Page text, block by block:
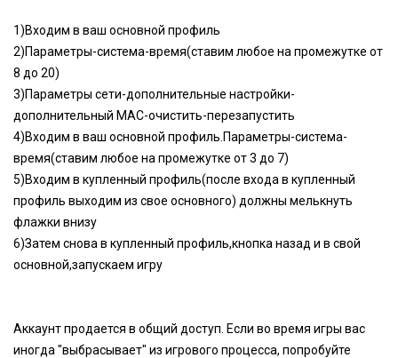
1)Входим в ваш основной профиль
2)Параметры-система-время(ставим любое на промежутке от
8 до 20)
3)Параметры сети-дополнительные настройки-
дополнительный MAC-очистить-перезапустить
4)Входим в ваш основной профиль.Параметры-система-
время(ставим любое на промежутке от 3 до 7)
5)Входим в купленный профиль(после входа в купленный
профиль выходим из свое основного) должны мелькнуть
флажки внизу
6)Затем снова в купленный профиль,кнопка назад и в свой
основной,запускаем игру
Аккаунт продается в общий доступ. Если во время игры вас
иногда "выбрасывает" из игрового процесса, попробуйте